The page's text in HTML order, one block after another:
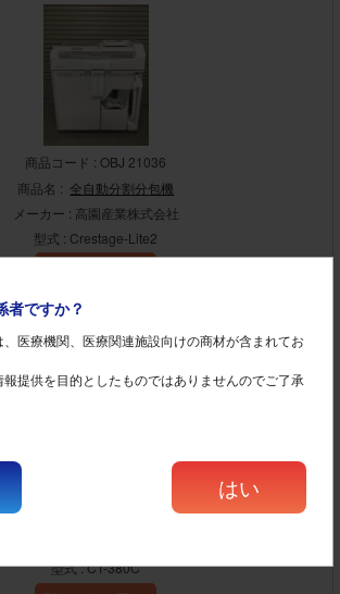
者ですか？
医療機関、医療関連施設向けの商材が含まれてお
提供を目的としたものではありませんのでご了承
はい
商品コード : OBJ 21036
商品名 : 全自動分割分包機
メーカー : 高園産業株式会社
型式 : Crestage-Lite2
:
エチレンオキサイドガス滅菌器
型式 : CT-380C